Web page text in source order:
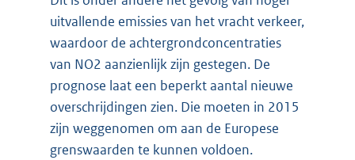
uitvallende emissies van het vracht verkeer,
waardoor de achtergrondconcentraties
van NO2 aanzienlijk zijn gestegen. De
prognose laat een beperkt aantal nieuwe
overschrijdingen zien. Die moeten in 2015
zijn weggenomen om aan de Europese
grenswaarden te kunnen voldoen.